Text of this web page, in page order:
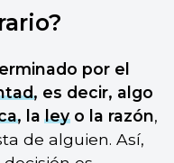
por el
, es decir, algo
, laleyo la razón,
de alguien. Así,